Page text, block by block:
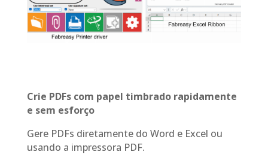
Crie PDFs com papel timbrado rapidamente
e sem esforço
Gere PDFs diretamente do Word e Excel ou
usando a impressora PDF.